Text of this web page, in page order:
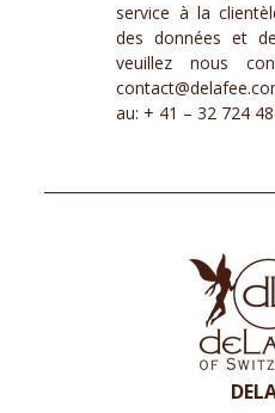
service à la
des données et
veuillez nous
au: + 41 – 32 724